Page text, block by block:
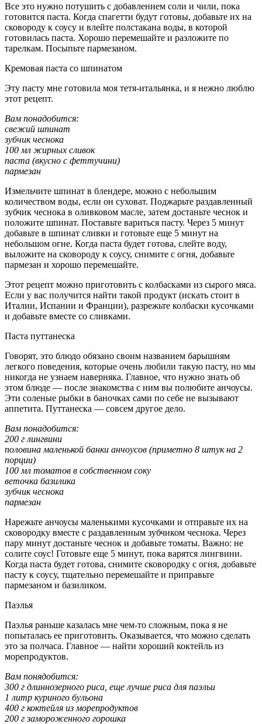
Все это нужно потушить с добавлением соли и чили, пока
готовится паста. Когда спагетти будут готовы, добавьте их на
сковороду к соусу и влейте полстакана воды, в которой
готовилась паста. Хорошо перемешайте и разложите по
тарелкам. Посыпьте пармезаном.
Кремовая паста со шпинатом
Эту пасту мне готовила моя тетя-итальянка, и я нежно люблю
этот рецепт.
Вам понадобится:
свежий шпинат
зубчик чеснока
100 мл жирных сливок
паста (вкусно с феттучини)
пармезан
Измельчите шпинат в блендере, можно с небольшим
количеством воды, если он суховат. Поджарьте раздавленный
зубчик чеснока в оливковом масле, затем достаньте чеснок и
положите шпинат. Поставьте вариться пасту. Через 5 минут
добавьте в шпинат сливки и готовьте еще 5 минут на
небольшом огне. Когда паста будет готова, слейте воду,
выложите на сковороду к соусу, снимите с огня, добавьте
пармезан и хорошо перемешайте.
Этот рецепт можно приготовить с колбасками из сырого мяса.
Если у вас получится найти такой продукт (искать стоит в
Италии, Испании и Франции), разрежьте колбаски кусочками
и добавьте вместе со сливками.
Паста путтанеска
Говорят, это блюдо обязано своим названием барышням
легкого поведения, которые очень любили такую пасту, но мы
никогда не узнаем наверняка. Главное, что нужно знать об
этом блюде — после знакомства с ним вы полюбите анчоусы.
Эти соленые рыбки в баночках сами по себе не вызывают
аппетита. Путтанеска — совсем другое дело.
Вам понадобится:
200 г лингвини
половина маленькой банки анчоусов (приметно 8 штук на 2
порции)
100 мл томатов в собственном соку
веточка базилика
зубчик чеснока
пармезан
Нарежьте анчоусы маленькими кусочками и отправьте их на
сковородку вместе с раздавленным зубчиком чеснока. Через
пару минут достаньте чеснок и добавьте томаты. Важно: не
солите соус! Готовьте еще 5 минут, пока варятся лингвини.
Когда паста будет готова, снимите сковородку с огня, добавьте
пасту к соусу, тщательно перемешайте и приправьте
пармезаном и базиликом.
Паэлья
Паэлья раньше казалась мне чем-то сложным, пока я не
попыталась ее приготовить. Оказывается, что можно сделать
это за полчаса. Главное — найти хороший коктейль из
морепродуктов.
Вам понядобится:
300 г длиннозерного риса, еще лучше риса для паэльи
1 литр куриного бульона
400 г коктейля из морепродуктов
200 г замороженного горошка